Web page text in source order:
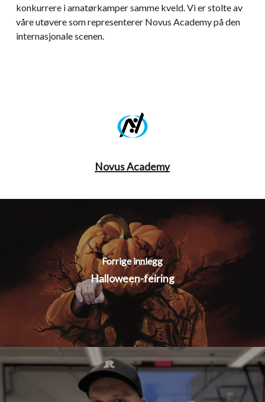
konkurrere i amatørkamper samme kveld. Vi er stolte av
våre utøvere som representerer Novus Academy på den
internasjonale scenen.
Novus Academy
Forrige innlegg
Halloween-feiring